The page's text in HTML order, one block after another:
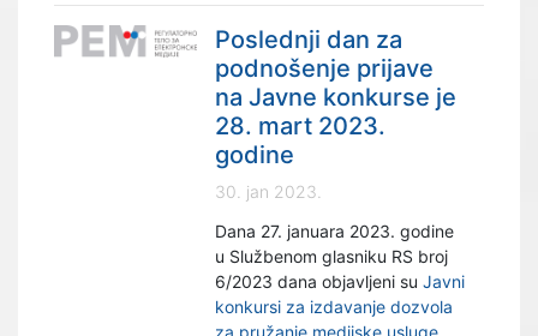
Poslednji dan za
podnošenje prijave
na Javne konkurse je
28. mart 2023.
godine
30. jan 2023.
Dana 27. januara 2023. godine
u Službenom glasniku RS broj
6/2023 dana objavljeni suJavni
konkursi za izdavanje dozvola
za pružanje medijske usluge